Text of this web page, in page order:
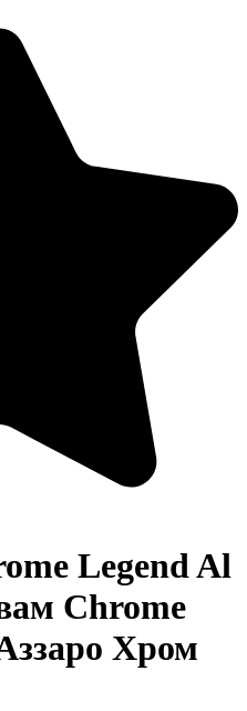
Legend Al
Chrome
Хром